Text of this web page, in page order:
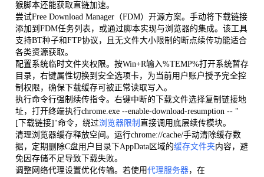
猴脚本还能获取直链加速。
尝试Free Download Manager（FDM）开源方案。手动将下载链接
添加到FDM任务列表，或通过脚本实现与浏览器的集成。该工具
支持BT种子和FTP协议，且无文件大小限制的断点续传功能适合
各类资源获取。
配置系统临时文件夹权限。按Win+R输入%TEMP%打开系统暂存
目录，右键属性切换到安全选项卡，为当前用户账户授予完全控
制权限，确保下载缓存可被正常读取写入。
执行命令行强制续传指令。右键中断的下载文件选择复制链接地
址，打开终端执行chrome.exe --enable-download-resumption -- "
[下载链接]"命令，绕过浏览器限制 直接调用底层续传模块。
清理浏览器缓存释放空间。运行chrome://cache/手动清除缓存数
据，定期删除C盘用户目录下AppData区域的缓存文件夹内容，避
免因存储不足导致下载失败。
调整网络代理设置优化传输。若使用代理服务器，在